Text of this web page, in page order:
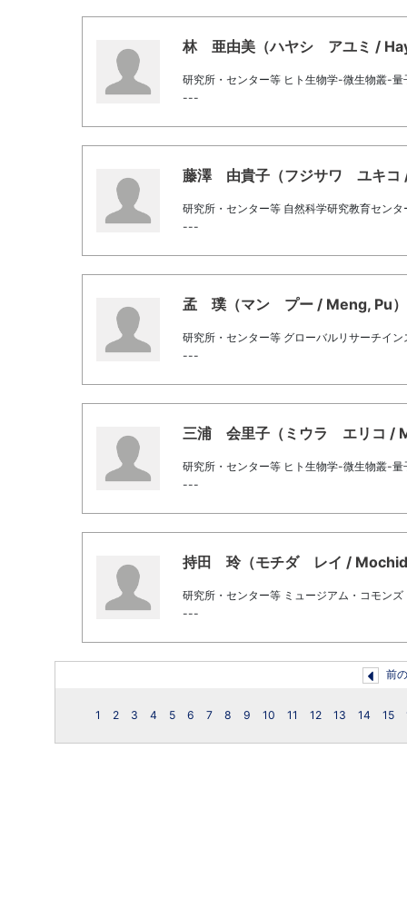
林 亜由美（ハヤシ アユミ /
研究所・センター等 ヒト生物学-微生物叢-量
---
藤澤 由貴子（フジサワ ユキコ
研究所・センター等 自然科学研究教育センタ
---
孟 璞（マン プー / Meng, Pu
研究所・センター等 グローバルリサーチイ
---
三浦 会里子（ミウラ エリコ /
研究所・センター等 ヒト生物学-微生物叢-量
---
持田 玲（モチダ レイ /
研究所・センター等 ミュージアム・コモンズ
---
前
1 2 3 4 5 6 7 8 9 10 11 12 13 14 15